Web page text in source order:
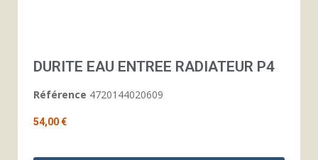
DURITE EAU ENTREE RADIATEUR P4
Référence 4720144020609
54,00 €